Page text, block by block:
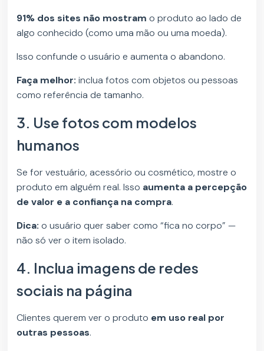
91% dos sites não mostram o produto ao lado de
algo conhecido (como uma mão ou uma moeda).
Isso confunde o usuário e aumenta o abandono.
Faça melhor: inclua fotos com objetos ou pessoas
como referência de tamanho.
3. Use fotos com modelos
humanos
Se for vestuário, acessório ou cosmético, mostre o
produto em alguém real. Isso aumenta a percepção
de valor e a confiança na compra.
Dica: o usuário quer saber como “fica no corpo” —
não só ver o item isolado.
4. Inclua imagens de redes
sociais na página
Clientes querem ver o produto em uso real por
outras pessoas.